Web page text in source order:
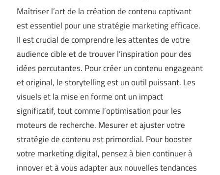
Maîtriser l’art de la création de contenu captivant
est essentiel pour une stratégie marketing efficace.
Il est crucial de comprendre les attentes de votre
audience cible et de trouver l’inspiration pour des
idées percutantes. Pour créer un contenu engageant
et original, le storytelling est un outil puissant. Les
visuels et la mise en forme ont un impact
significatif, tout comme l’optimisation pour les
moteurs de recherche. Mesurer et ajuster votre
stratégie de contenu est primordial. Pour booster
votre marketing digital, pensez à bien continuer à
innover et à vous adapter aux nouvelles tendances